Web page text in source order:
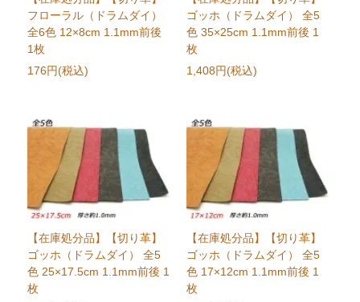
フローラル（ドラムダイ）
全6色 12×8cm 1.1mm前後
1枚
176円(税込)
ゴッホ（ドラムダイ） 全5
色 35×25cm 1.1mm前後 1
枚
1,408円(税込)
【在庫処分品】【切り革】
ゴッホ（ドラムダイ） 全5
色 25×17.5cm 1.1mm前後 1
枚
【在庫処分品】【切り革】
ゴッホ（ドラムダイ） 全5
色 17×12cm 1.1mm前後 1
枚